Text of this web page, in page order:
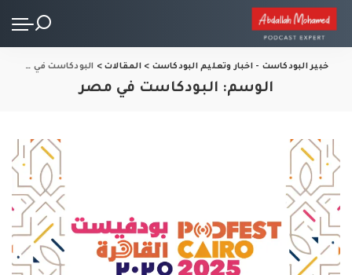
خبير البودكاست - اخبار وتعليم البودكاست >المقالات> البودكاست في مصر
الوسم: البودكاست في مصر